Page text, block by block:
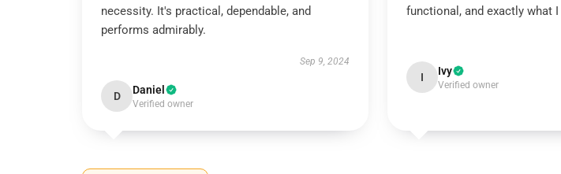
necessity. It's practical, dependable, and
performs admirably.
Sep 9, 2024
D Daniel
Verified owner
functional, and exactly what I
I Ivy
Verified owner